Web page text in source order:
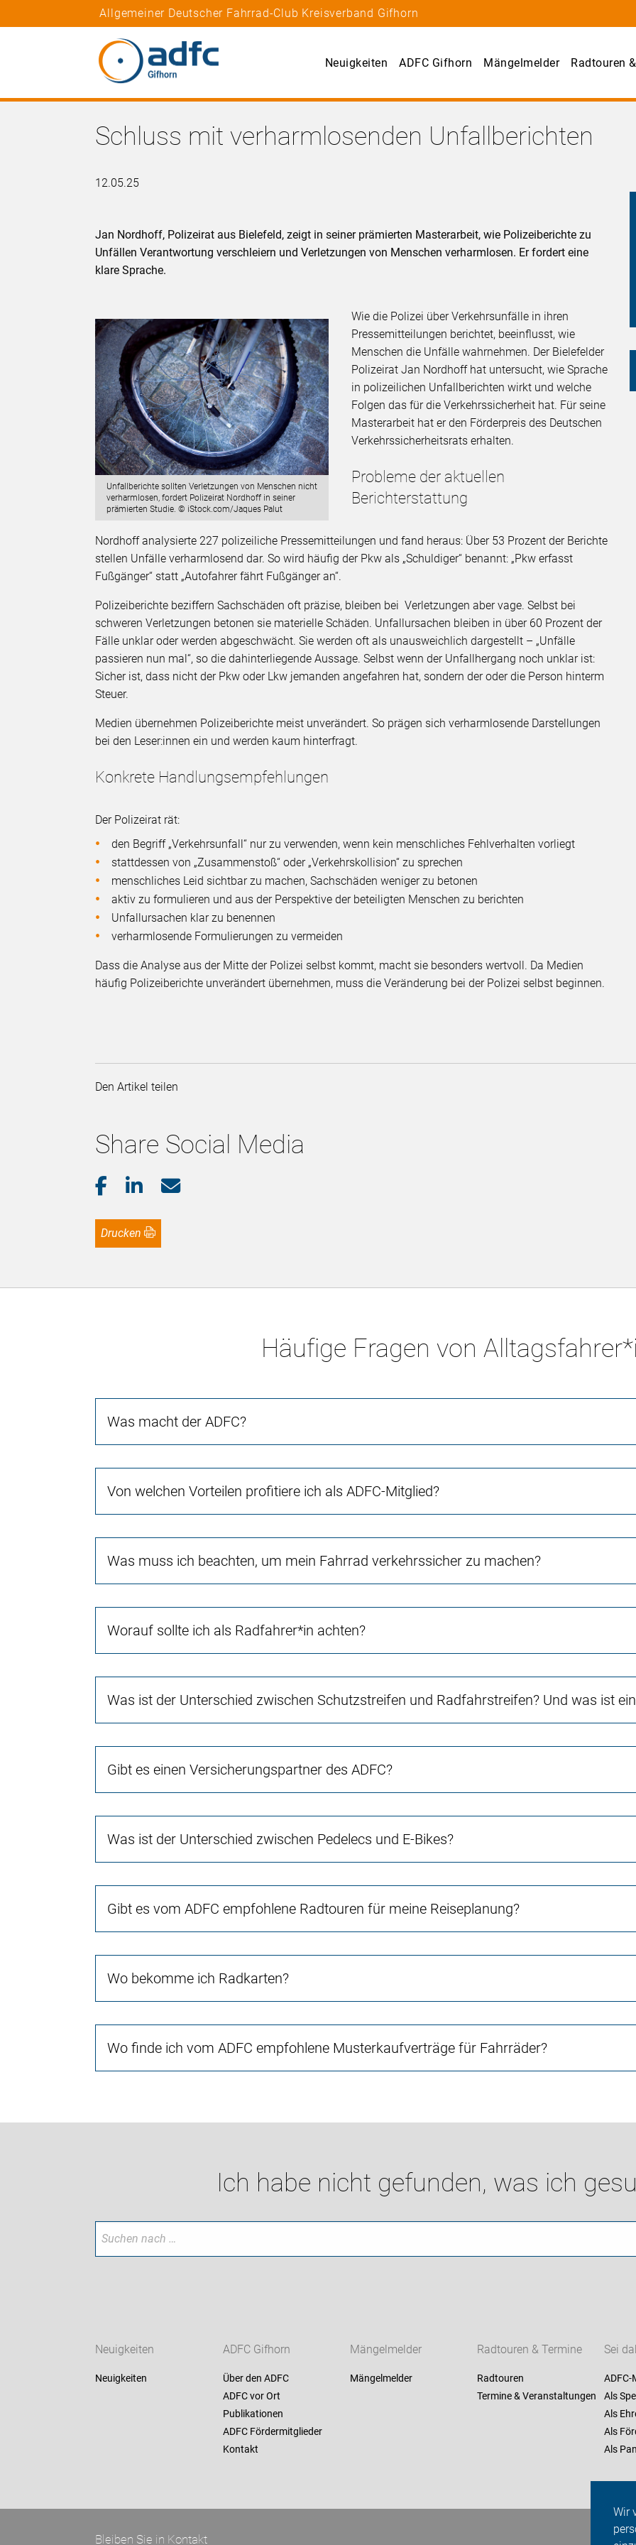
Wir
Allgemeiner Deutscher Fahrrad-Club Kreisverband Gifhorn
Neuigkeiten ADFC Gifhorn Mängelmelder Radtouren
Schluss mit verharmlosenden Unfallberichten
12.05.25
Jan Nordhoff, Polizeirat aus Bielefeld, zeigt in seiner prämierten Masterarbeit, wie Polizeiberichte zu
Unfällen Verantwortung verschleiern und Verletzungen von Menschen verharmlosen. Er fordert eine
klare Sprache.
Unfallberichte sollten Verletzungen von Menschen nicht
verharmlosen, fordert Polizeirat Nordhoff in seiner
prämierten Studie. © iStock.com/Jaques Palut
Wie die Polizei über Verkehrsunfälle in ihren
Pressemitteilungen berichtet, beeinflusst, wie
Menschen die Unfälle wahrnehmen. Der Bielefelder
Polizeirat Jan Nordhoff hat untersucht, wie Sprache
in polizeilichen Unfallberichten wirkt und welche
Folgen das für die Verkehrssicherheit hat. Für seine
Masterarbeit hat er den Förderpreis des Deutschen
Verkehrssicherheitsrats erhalten.
Probleme der aktuellen
Berichterstattung
Nordhoff analysierte 227 polizeiliche Pressemitteilungen und fand heraus: Über 53 Prozent der Berichte
stellen Unfälle verharmlosend dar. So wird häufig der Pkw als „Schuldiger“ benannt: „Pkw erfasst
Fußgänger“ statt „Autofahrer fährt Fußgänger an“.
Polizeiberichte beziffern Sachschäden oft präzise, bleiben bei Verletzungen aber vage. Selbst bei
schweren Verletzungen betonen sie materielle Schäden. Unfallursachen bleiben in über 60 Prozent der
Fälle unklar oder werden abgeschwächt. Sie werden oft als unausweichlich dargestellt – „Unfälle
passieren nun mal“, so die dahinterliegende Aussage. Selbst wenn der Unfallhergang noch unklar ist:
Sicher ist, dass nicht der Pkw oder Lkw jemanden angefahren hat, sondern der oder die Person hinterm
Steuer.
Medien übernehmen Polizeiberichte meist unverändert. So prägen sich verharmlosende Darstellungen
bei den Leser:innen ein und werden kaum hinterfragt.
Konkrete Handlungsempfehlungen
Der Polizeirat rät:
den Begriff „Verkehrsunfall“ nur zu verwenden, wenn kein menschliches Fehlverhalten vorliegt
stattdessen von „Zusammenstoß“ oder „Verkehrskollision“ zu sprechen
menschliches Leid sichtbar zu machen, Sachschäden weniger zu betonen
aktiv zu formulieren und aus der Perspektive der beteiligten Menschen zu berichten
Unfallursachen klar zu benennen
verharmlosende Formulierungen zu vermeiden
Dass die Analyse aus der Mitte der Polizei selbst kommt, macht sie besonders wertvoll. Da Medien
häufig Polizeiberichte unverändert übernehmen, muss die Veränderung bei der Polizei selbst beginnen.
Den Artikel teilen
Share Social Media
Drucken
Häufige Fragen von
Was macht der ADFC?
Von welchen Vorteilen profitiere ich als ADFC-Mitglied?
Was muss ich beachten, um mein Fahrrad verkehrssicher zu machen?
Worauf sollte ich als Radfahrer*in achten?
Was ist der Unterschied zwischen Schutzstreifen und Radfahrstreifen? Und was ist
Gibt es einen Versicherungspartner des ADFC?
Was ist der Unterschied zwischen Pedelecs und E-Bikes?
Gibt es vom ADFC empfohlene Radtouren für meine Reiseplanung?
Wo bekomme ich Radkarten?
Wo finde ich vom ADFC empfohlene Musterkaufverträge für Fahrräder?
Ich habe nicht gefunden, was ich
Neuigkeiten
Neuigkeiten
ADFC Gifhorn
Über den ADFC
ADFC vor Ort
Publikationen
ADFC Fördermitglieder
Kontakt
Mängelmelder
Mängelmelder
Radtouren & Termine
Radtouren
Termine & Veranstaltungen
Sei
Als
Als
Als
Als
Bleiben Sie in Kontakt